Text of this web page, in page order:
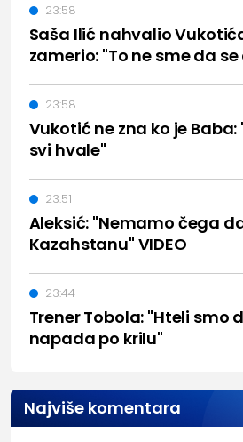
Saša Ilić nahvalio
zamerio: "To ne sme da
23:58
Vukotić ne zna ko je
svi hvale"
23:58
Aleksić: "Nemamo čega
Kazahstanu" VIDEO
23:51
Trener Tobola: "Hteli smo
napada po krilu"
23:44
Najviše komentara